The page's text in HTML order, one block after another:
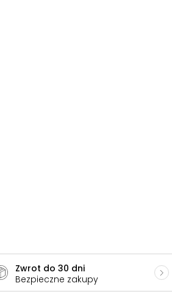
Zwrot do 30 dni
Bezpieczne zakupy